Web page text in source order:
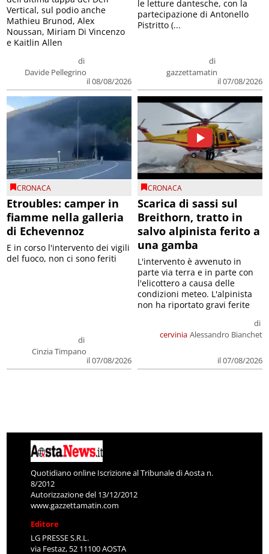
di
Davide Pellegrino
il 08/08/2026
Vertical, sul podio anche
Mathieu Brunod, Alex
Noussan, Miriam Di Vincenzo
e Kaitlin Allen
di
gazzettamatin
il 07/08/2026
le letture dantesche, con la
partecipazione di Antonello
Pistritto (...
CRONACA
Etroubles: camper in
fiamme nella galleria
di Echevennoz
di
Cinzia Timpano
il 07/08/2026
E in corso l'intervento dei vigili
del fuoco, non ci sono feriti
CRONACA
Scarica di sassi sul
Breithorn, tratto in
salvo alpinista ferito a
una gamba
cervinia
di
Alessandro Bianchet
il 07/08/2026
L'intervento è avvenuto in
parte via terra e in parte con
l'elicottero a causa delle
condizioni meteo. L'alpinista
non ha riportato gravi ferite
Quotidiano online Iscrizione al Tribunale di Aosta n.
8/2012
Autorizzazione del 13/12/2012
www.gazzettamatin.com
Editore
LG PRESSE S.R.L.
via Festaz, 52 11100 AOSTA